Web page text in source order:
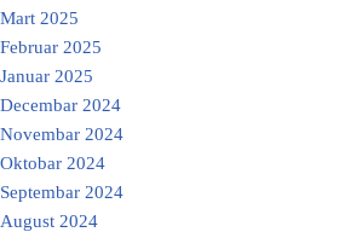
Mart 2025
Februar 2025
Januar 2025
Decembar 2024
Novembar 2024
Oktobar 2024
Septembar 2024
August 2024